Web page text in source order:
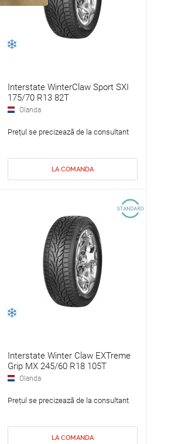
Interstate WinterClaw Sport SXI
175/70 R13 82T
Olanda
Prețul se precizează de la consultant
LA COMANDA
Interstate Winter Claw EXTreme
Grip MX 245/60 R18 105T
Olanda
Prețul se precizează de la consultant
LA COMANDA